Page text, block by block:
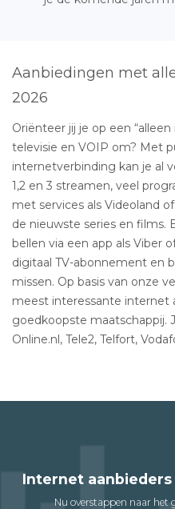
Aanbiedingen met
2026
Oriënteer jij je op een
televisie en VOIP om? Met
internetverbinding kan je al
1,2 en 3 streamen, veel
met services als Videoland
de nieuwste series en films.
bellen via een app als Viber
digitaal TV-abonnement en
missen. Op basis van onze
meest interessante internet
goedkoopste maatschappij.
Online.nl, Tele2, Telfort,
Internet
Nu overstappen naar het